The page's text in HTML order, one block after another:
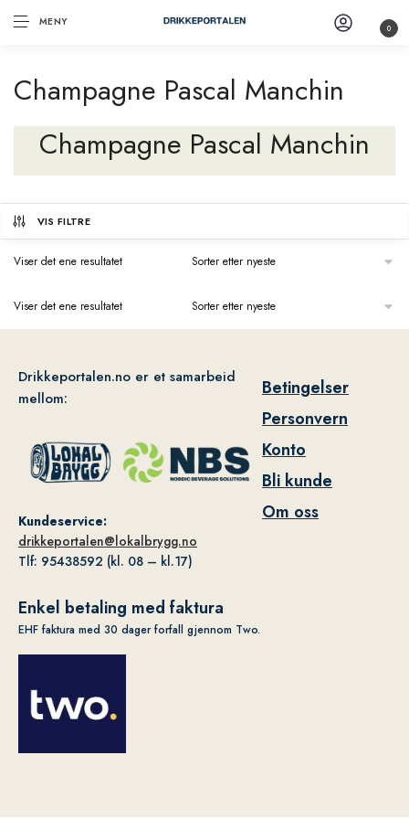
MENY 0
Champagne Pascal Manchin
Champagne Pascal Manchin
VIS FILTRE
Viser det ene resultatet
Viser det ene resultatet
Drikkeportalen.no er et samarbeid
mellom:
Kundeservice:
drikkeportalen@lokalbrygg.no
Tlf: 95438592 (kl. 08 – kl.17)
Betingelser
Personvern
Konto
Bli kunde
Om oss
Enkel betaling med faktura
EHF faktura med 30 dager forfall gjennom Two.